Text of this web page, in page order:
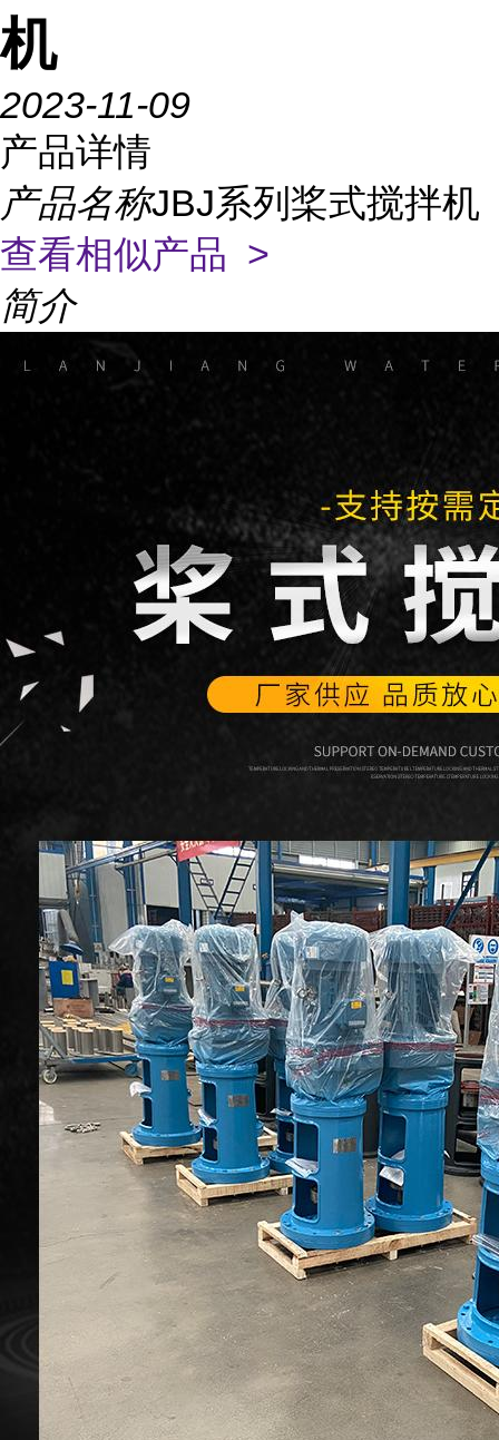
机
2023-11-09
产品详情
产品名称JBJ系列桨式搅拌机
查看相似产品 >
简介